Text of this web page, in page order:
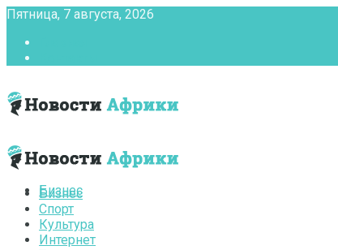
Пятница, 7 августа, 2026
Бизнес
Бизнес
Спорт
Культура
Интернет